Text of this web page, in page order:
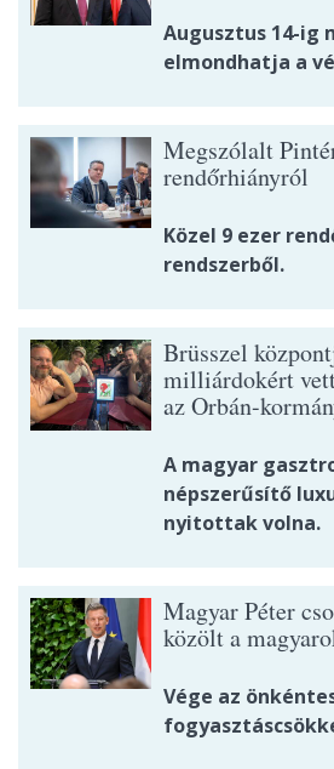
Augusztus 14-ig
elmondhatja a
Megszólalt
rendőrhiányról
Közel 9 ezer
rendszerből.
Brüsszel
milliárdokért
az Orbán-
A magyar
népszerűsítő
nyitottak volna.
Magyar Péter
közölt a
Vége az